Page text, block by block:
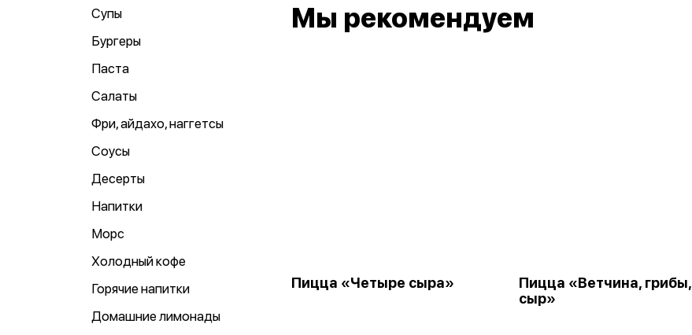
Супы
Бургеры
Паста
Салаты
Фри, айдахо, наггетсы
Соусы
Десерты
Напитки
Морс
Холодный кофе
Горячие напитки
Домашние лимонады
Мы рекомендуем
Пицца «Четыре сыра»
Пицца «Ветчина, грибы,
сыр»